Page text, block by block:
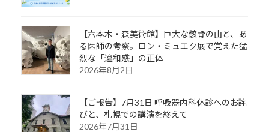
【六本木・森美術館】巨大な骸骨の山と、あ
る医師の考察。ロン・ミュエク展で覚えた猛
烈な「違和感」の正体
2026年8月2日
【ご報告】7月31日 呼吸器内科休診へのお詫
びと、札幌での講演を終えて
2026年7月31日